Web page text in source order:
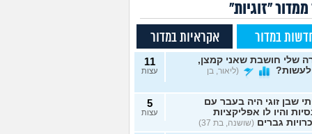
ממדור "זוגיות"
במדור אקראיות במדור
שלי חושבת שאני קמצן,
(ליאור, בן
11
עצות
שבן זוגי היה בעבר עם
והיו לו אפליקציות
גברים (שושנה, בת 37)
5
עצות